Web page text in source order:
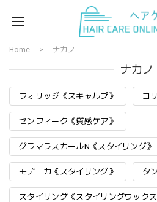
Home ナカノ
ナカノ
フォリッジ《スキャルプ》 コ
センフィーク《質感ケア》
グラマラスカールN《スタイリング》
モデニカ《スタイリング》 タ
スタイリング《スタイリングワックス